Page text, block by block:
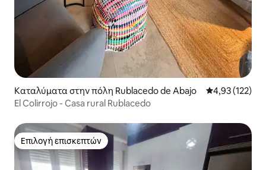
Καταλύματα στην πόλη Rublacedo de Abajo Μέση
4,93 (122)
El Colirrojo - Casa rural Rublacedo
Επιλογή επισκεπτών
Επιλογή επισκεπτών